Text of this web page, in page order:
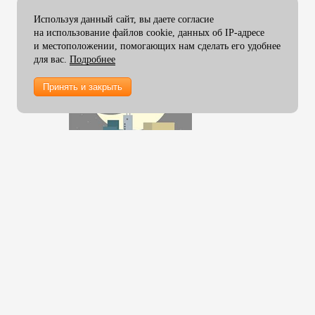
ламинирования
Пленка ламинирования 305
мм
мм
мм
Используя данный сайт, вы даете согласие
на использование файлов cookie, данных об IP-адресе
и местоположении, помогающих нам сделать его удобнее
для вас. Подробнее
Принять и закрыть